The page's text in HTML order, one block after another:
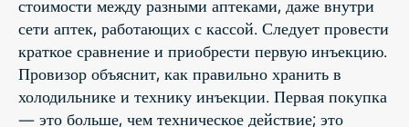
стоимости между разными аптеками, даже внутри
сети аптек, работающих с кассой. Следует провести
краткое сравнение и приобрести первую инъекцию.
Провизор объяснит, как правильно хранить в
холодильнике и технику инъекции. Первая покупка
— это больше, чем техническое действие; это